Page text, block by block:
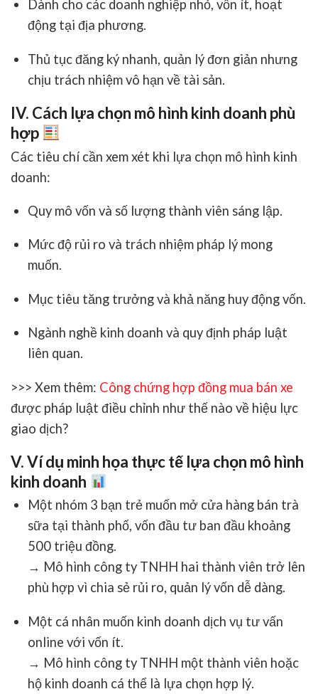
Dành cho các doanh nghiệp nhỏ, vốn ít, hoạt
động tại địa phương.
Thủ tục đăng ký nhanh, quản lý đơn giản nhưng
chịu trách nhiệm vô hạn về tài sản.
IV. Cách lựa chọn mô hình kinh doanh phù
hợp
Các tiêu chí cần xem xét khi lựa chọn mô hình kinh
doanh:
Quy mô vốn và số lượng thành viên sáng lập.
Mức độ rủi ro và trách nhiệm pháp lý mong
muốn.
Mục tiêu tăng trưởng và khả năng huy động vốn.
Ngành nghề kinh doanh và quy định pháp luật
liên quan.
>>> Xem thêm: Công chứng hợp đồng mua bán xe
được pháp luật điều chỉnh như thế nào về hiệu lực
giao dịch?
V. Ví dụ minh họa thực tế lựa chọn mô hình
kinh doanh
Một nhóm 3 bạn trẻ muốn mở cửa hàng bán trà
sữa tại thành phố, vốn đầu tư ban đầu khoảng
500 triệu đồng.
→ Mô hình công ty TNHH hai thành viên trở lên
phù hợp vì chia sẻ rủi ro, quản lý vốn dễ dàng.
Một cá nhân muốn kinh doanh dịch vụ tư vấn
online với vốn ít.
→ Mô hình công ty TNHH một thành viên hoặc
hộ kinh doanh cá thểlà lựa chọn hợp lý.